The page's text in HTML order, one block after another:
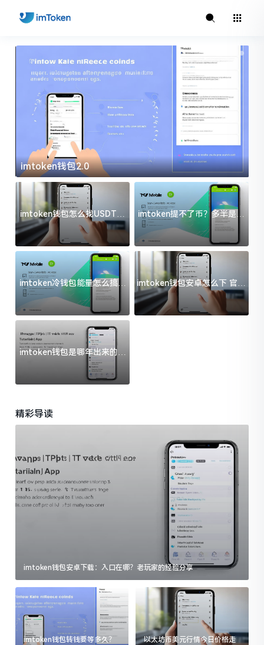
imtoken钱包2.0
imtoken钱包怎么找USDT地
址？三步搞定不踩坑
imtoken提不了币？多半是这
几件事没处理好
imtoken冷钱包能量怎么搞？
过来人告诉你门道
imtoken钱包安卓怎么下 官方
渠道避坑指南
imtoken钱包是哪年出来的？
一文给你说清楚
精彩导读
imtoken钱包安卓下载：入口在哪？老玩家的经验分享
imtoken钱包转钱要等多久？
以太坊币美元行情今日价格走